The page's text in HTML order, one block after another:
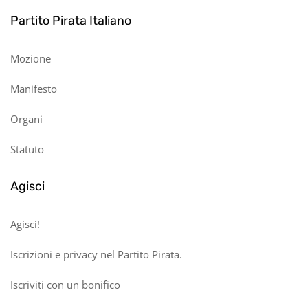
Partito Pirata Italiano
Mozione
Manifesto
Organi
Statuto
Agisci
Agisci!
Iscrizioni e privacy nel Partito Pirata.
Iscriviti con un bonifico